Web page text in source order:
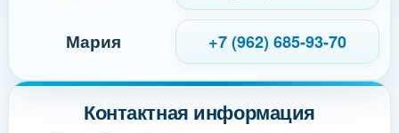
Контактная информация
Мария +7 (962) 685-93-70